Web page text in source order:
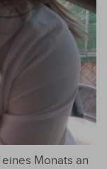
Monats an